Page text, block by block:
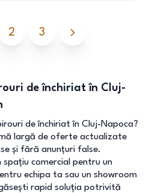
2 3
de închiriat în Cluj-
de închiriat în Cluj-Napoca?
largă de oferte actualizate
și fără anunțuri false.
comercial pentru un
echipa ta sau un showroom
rapid soluția potrivită